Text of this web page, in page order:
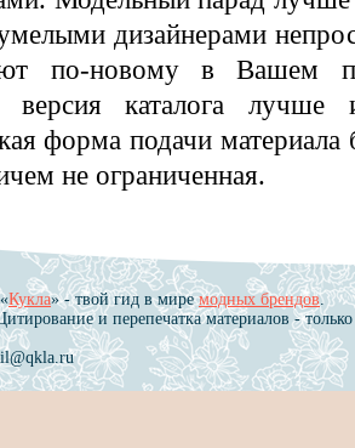
дизайнерами
по-новому в Вашем
версия каталога
форма подачи материала
не ограниченная.
Кукла» - твой гид в миремодных брендов.
и перепечатка материалов - только